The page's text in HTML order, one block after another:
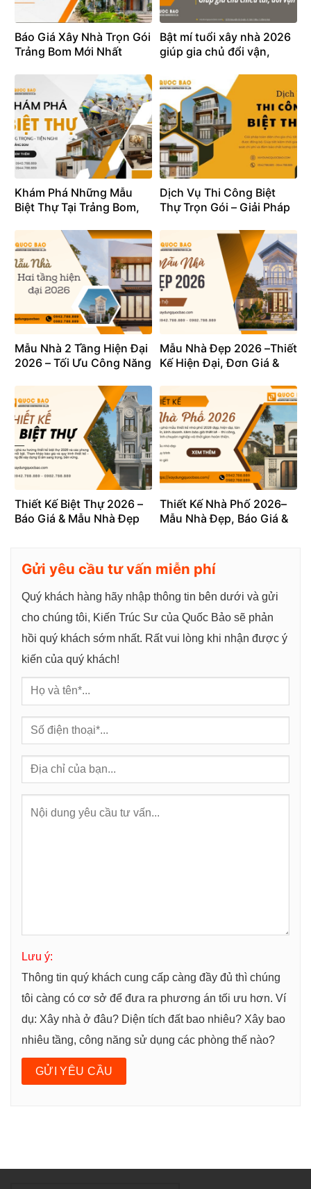
Báo Giá Xây Nhà Trọn Gói
Trảng Bom Mới Nhất
Bật mí tuổi xây nhà 2026
giúp gia chủ đổi vận,
Khám Phá Những Mẫu
Biệt Thự Tại Trảng Bom,
Tiện Nghi 2026
Dịch Vụ Thi Công Biệt
Thự Trọn Gói – Giải Pháp
Mẫu Nhà 2 Tầng Hiện Đại
2026 – Tối Ưu Công Năng
Mẫu Nhà Đẹp 2026 –Thiết
Kế Hiện Đại, Đơn Giá &
Thiết Kế Biệt Thự 2026 –
Báo Giá & Mẫu Nhà Đẹp
Thiết Kế Nhà Phố 2026–
Mẫu Nhà Đẹp, Báo Giá &
Gửi yêu cầu tư vấn miễn phí
Quý khách hàng hãy nhập thông tin bên dưới và gửi
cho chúng tôi, Kiến Trúc Sư của Quốc Bảo sẽ phản
hồi quý khách sớm nhất. Rất vui lòng khi nhận được ý
kiến của quý khách!
Lưu ý:
Thông tin quý khách cung cấp càng đầy đủ thì chúng
tôi càng có cơ sở để đưa ra phương án tối ưu hơn. Ví
dụ: Xây nhà ở đâu? Diện tích đất bao nhiêu? Xây bao
nhiêu tầng, công năng sử dụng các phòng thế nào?